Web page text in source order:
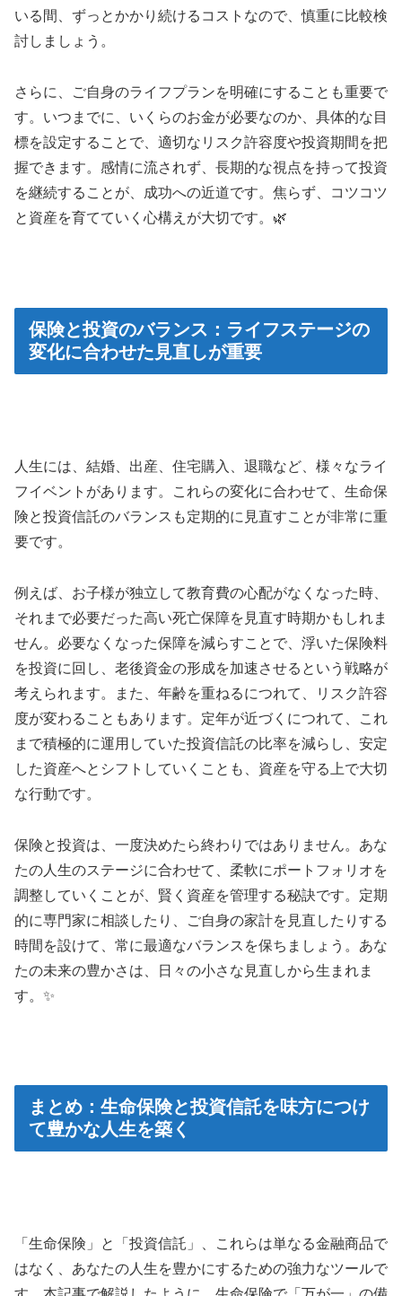
いる間、ずっとかかり続けるコストなので、慎重に比較検
討しましょう。
さらに、ご自身のライフプランを明確にすることも重要で
す。いつまでに、いくらのお金が必要なのか、具体的な目
標を設定することで、適切なリスク許容度や投資期間を把
握できます。感情に流されず、長期的な視点を持って投資
を継続することが、成功への近道です。焦らず、コツコツ
と資産を育てていく心構えが大切です。🌿
保険と投資のバランス：ライフステージの
変化に合わせた見直しが重要
人生には、結婚、出産、住宅購入、退職など、様々なライ
フイベントがあります。これらの変化に合わせて、生命保
険と投資信託のバランスも定期的に見直すことが非常に重
要です。
例えば、お子様が独立して教育費の心配がなくなった時、
それまで必要だった高い死亡保障を見直す時期かもしれま
せん。必要なくなった保障を減らすことで、浮いた保険料
を投資に回し、老後資金の形成を加速させるという戦略が
考えられます。また、年齢を重ねるにつれて、リスク許容
度が変わることもあります。定年が近づくにつれて、これ
まで積極的に運用していた投資信託の比率を減らし、安定
した資産へとシフトしていくことも、資産を守る上で大切
な行動です。
保険と投資は、一度決めたら終わりではありません。あな
たの人生のステージに合わせて、柔軟にポートフォリオを
調整していくことが、賢く資産を管理する秘訣です。定期
的に専門家に相談したり、ご自身の家計を見直したりする
時間を設けて、常に最適なバランスを保ちましょう。あな
たの未来の豊かさは、日々の小さな見直しから生まれま
す。✨
まとめ：生命保険と投資信託を味方につけ
て豊かな人生を築く
「生命保険」と「投資信託」、これらは単なる金融商品で
はなく、あなたの人生を豊かにするための強力なツールで